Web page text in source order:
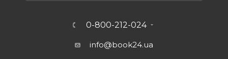
0-800-212-024
info@book24.ua